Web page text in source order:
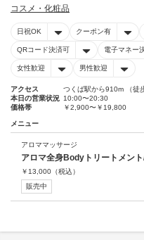
コスメ・化粧品
日祝OK クーポン有
QRコード決済可 電子マネー
女性歓迎 男性歓迎
アクセス
つくば駅から910m （徒
本日の営業状況 10:00〜20:30
価格帯
￥2,900〜￥19,800
メニュー
アロママッサージ
アロマ全身Bodyトリートメン
￥ 13,000 （税込）
販売中